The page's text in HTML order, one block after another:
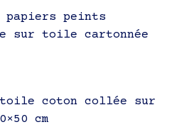
papiers peints
sur toile cartonnée
coton collée sur
cm